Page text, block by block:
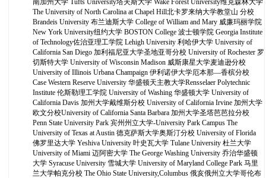
The University of North Carolina at Chapel Hill北卡罗来纳大学教堂山 分校
Brandeis University 布兰迪斯大学 College of William and Mary 威廉玛丽学院
New York University纽约大学 BOSTON College 波士顿学院 Georgia Institute
of Technology佐治亚理工学院 Lehigh University 利哈伊大学 University of
California San Diego 加利福尼亚大学圣地亚哥分校 University of Rochester 罗
切斯特大学 University of Wisconsin Madison 威斯康星大学麦迪逊分校
University of Illinois Urbana Champaign 伊利诺伊大学厄本那—香槟分校
Case Western Reserve University 华盛顿天主教大学Rensselaer Polytechnic
Institute 伦斯勒理工学院 University of Washing 华盛顿大学 University of
California Davis 加州大学戴维斯分校 University of California Irvine 加州大学
欧文分校University of California Santa Barbara 加州大学圣塔芭芭拉分校
Penn State University Park 宾州州立大学-University Park Campus The
University of Texas at Austin 德克萨斯大学奥斯汀分校 University of Florida
佛罗里达大学 Yeshiva University 叶史瓦大学 Tulane University 杜兰大学
University of Miami 迈阿密大学 The George Washing University 乔治华盛顿
大学 Syracuse University 雪城大学 University of Maryland College Park 马里
兰大学帕克分校 The Ohio State University,Columbus 俄亥俄州立大学哥伦布